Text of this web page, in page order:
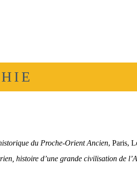
du Proche-Orient Ancien, Paris,
histoire d’une grande civilisation de